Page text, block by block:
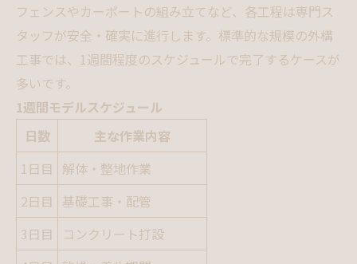
フェンスやカーポートの組み立てなど、各工程は専門ス
タッフが安全・確実に進行します。標準的な規模の外構
工事では、1週間程度のスケジュールで完了するケースが
多いです。
1週間モデルスケジュール
日数
主な作業内容
1日目
解体・整地作業
2日目
基礎工事・配管
3日目
コンクリート打設